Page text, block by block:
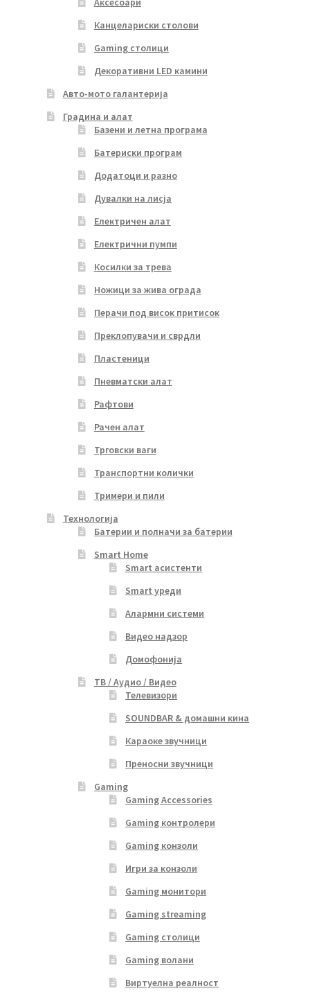
Канцелариски столови
Gaming столици
Декоративни LED камини
Авто-мото галантерија
Градина и алат
Базени и летна програма
Батериски програм
Додатоци и разно
Дувалки на лисја
Електричен алат
Електрични пумпи
Косилки за трева
Ножици за жива ограда
Перачи под висок притисок
Преклопувачи и сврдли
Пластеници
Пневматски алат
Рафтови
Рачен алат
Трговски ваги
Транспортни колички
Тримери и пили
Технологија
Батерии и полначи за батерии
Smart Home
Smart асистенти
Smart уреди
Алармни системи
Видео надзор
Домофонија
ТВ / Аудио / Видео
Телевизори
SOUNDBAR & домашни кина
Караоке звучници
Преносни звучници
Gaming
Gaming Accessories
Gaming контролери
Gaming конзоли
Игри за конзоли
Gaming монитори
Gaming streaming
Gaming столици
Gaming волани
Виртуелна реалност